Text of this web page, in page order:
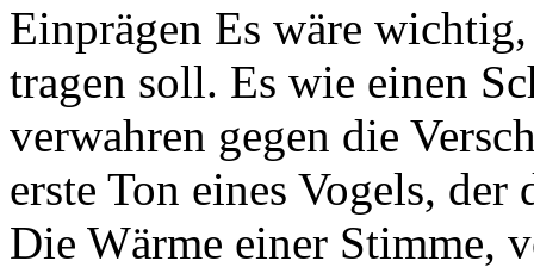
Einprägen Es wäre
tragen soll. Es wie einen
verwahren gegen die
erste Ton eines Vogels,
Die Wärme einer Stimme,